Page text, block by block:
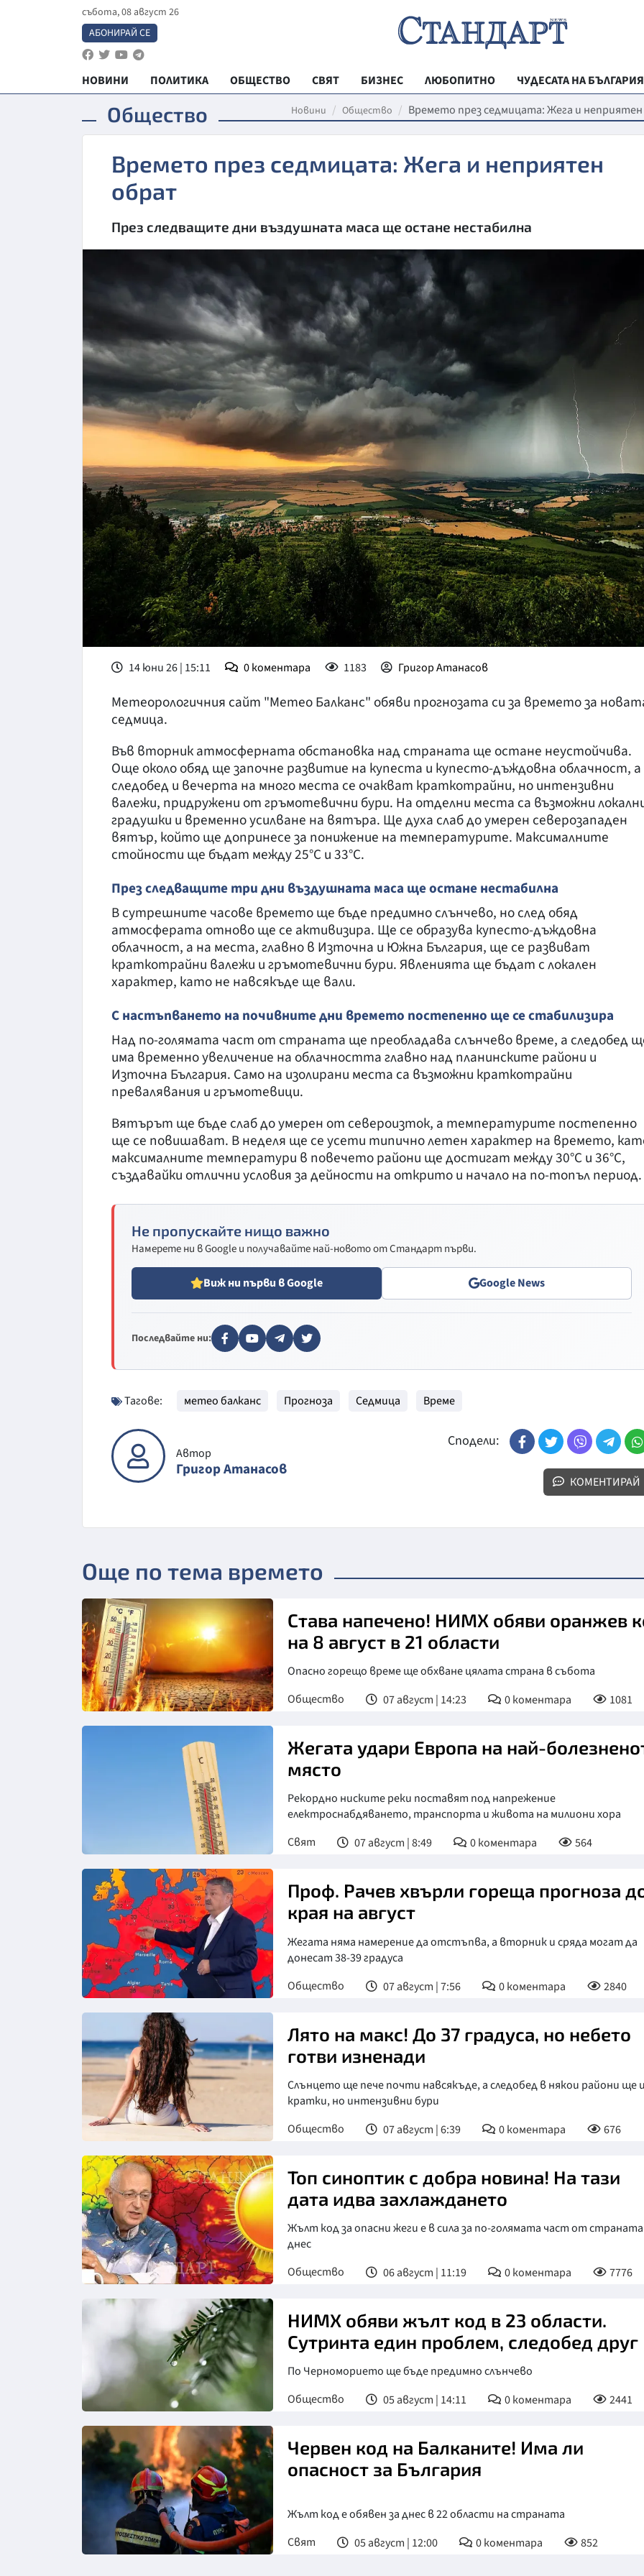
събота, 08 август 26
АБОНИРАЙ СЕ
НОВИНИ ПОЛИТИКА ОБЩЕСТВО СВЯТ БИЗНЕС ЛЮБОПИТНО
ЧУДЕСАТА НА БЪЛГАРИЯ
РЕГИОНАЛНИ
ВЕСТНИК
МЛАДЕЖКА
ДА! НА
КРИМИ
ВЯРА
ОБЯВИ
ВОЙНАТА В
ВРЕМЕТО
Общество Новини Общество Времето през седмицата: Жега и
Времето през седмицата: Жега и неприятен
обрат
През следващите дни въздушната маса ще остане нестабилна
14 юни 26 | 15:11 0коментара 1183 Григор Атанасов
Метеорологичния сайт "Метео Балканс" обяви прогнозата си за времето за
седмица.
Във вторник атмосферната обстановка над страната ще остане неустойчива.
Още около обяд ще започне развитие на купеста и купесто-дъждовна облачност, а
следобед и вечерта на много места се очакват краткотрайни, но интензивни
валежи, придружени от гръмотевични бури. На отделни места са възможни
градушки и временно усилване на вятъра. Ще духа слаб до умерен северозападен
вятър, който ще допринесе за понижение на температурите. Максималните
стойности ще бъдат между 25°С и 33°С.
През следващите три дни въздушната маса ще остане нестабилна
В сутрешните часове времето ще бъде предимно слънчево, но след обяд
атмосферата отново ще се активизира. Ще се образува купесто-дъждовна
облачност, а на места, главно в Източна и Южна България, ще се развиват
краткотрайни валежи и гръмотевични бури. Явленията ще бъдат с локален
характер, като не навсякъде ще вали.
С настъпването на почивните дни времето постепенно ще се стабилизира
Над по-голямата част от страната ще преобладава слънчево време, а следобед
има временно увеличение на облачността главно над планинските райони и
Източна България. Само на изолирани места са възможни краткотрайни
превалявания и гръмотевици.
Вятърът ще бъде слаб до умерен от североизток, а температурите постепенно
ще се повишават. В неделя ще се усети типично летен характер на времето,
максималните температури в повечето райони ще достигат между 30°С и 36°С,
създавайки отлични условия за дейности на открито и начало на по-топъл период.
Не пропускайте нищо важно
Намерете ни в Google и получавайте най-новото от Стандарт първи.
Виж ни първи в Google Google News
Последвайте ни:
Тагове: метео балканс Прогноза Седмица Време
Автор
Григор Атанасов
Сподели:
КОМЕНТИРАЙ
Още по тема времето
Става напечено! НИМХ обяви оранжев
на 8 август в 21 области
Опасно горещо време ще обхване цялата страна в събота
Общество
07 август | 14:23 0коментара 1081
Снимка: Магнифик
Жегата удари Европа на най-
място
Рекордно ниските реки поставят под напрежение
електроснабдяването, транспорта и живота на милиони хора
Свят
07 август | 8:49 0коментара 564
Снимка: бТВ
Проф. Рачев хвърли гореща прогноза
края на август
Жегата няма намерение да отстъпва, а вторник и сряда могат да
донесат 38-39 градуса
Общество
07 август | 7:56 0коментара 2840
Лято на макс! До 37 градуса, но небето
готви изненади
Слънцето ще пече почти навсякъде, а следобед в някои райони ще
кратки, но интензивни бури
Общество
07 август | 6:39 0коментара 676
Топ синоптик с добра новина! На тази
дата идва захлаждането
Жълт код за опасни жеги е в сила за по-голямата част от страната
днес
Общество
06 август | 11:19 0коментара 7776
НИМХ обяви жълт код в 23 области.
Сутринта един проблем, следобед друг
По Черноморието ще бъде предимно слънчево
Общество
05 август | 14:11 0коментара 2441
Червен код на Балканите! Има ли
опасност за България
Жълт код е обявен за днес в 22 области на страната
Свят
05 август | 12:00 0коментара 852